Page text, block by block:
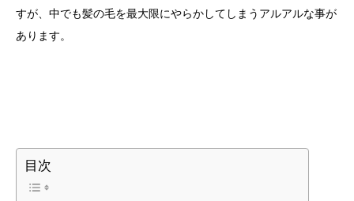
すが、中でも髪の毛を最大限にやらかしてしまうアルアルな事が
あります。
目次